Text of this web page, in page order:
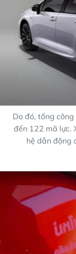
Do đó, tổng
đến 122 mã lực.
hệ dẫn động